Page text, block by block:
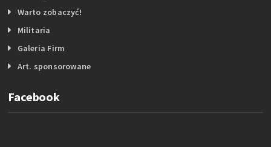
Warto zobaczyć!
Militaria
Galeria Firm
Art. sponsorowane
Facebook